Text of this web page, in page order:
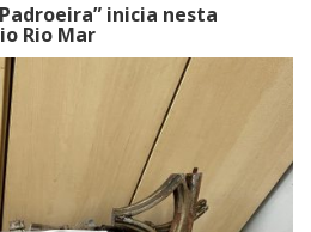
inicia nesta
Rio Mar